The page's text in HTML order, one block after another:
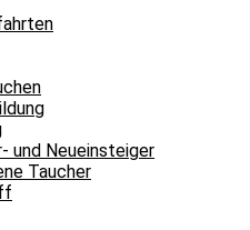
und Neueinsteiger
Taucher